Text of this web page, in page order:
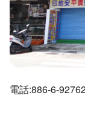
電話:886-6-